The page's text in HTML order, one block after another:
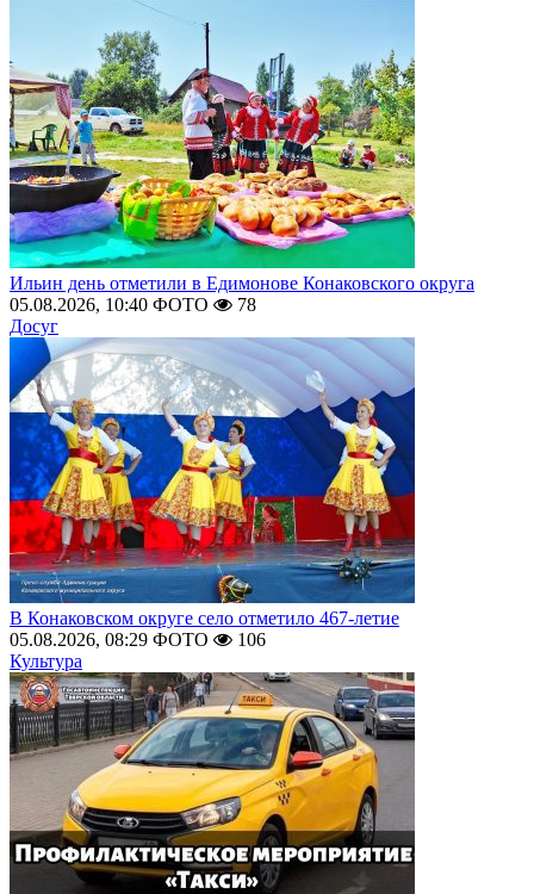
Ильин день отметили в Едимонове Конаковского округа
05.08.2026, 10:40 ФОТО
78
Досуг
В Конаковском округе село отметило 467-летие
05.08.2026, 08:29 ФОТО
106
Культура